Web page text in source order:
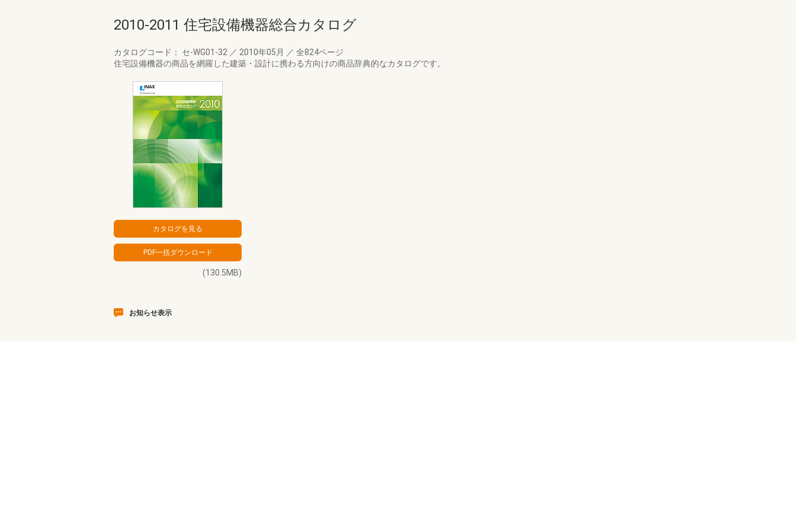
2010-2011 住宅設備機器総合カタログ
カタログコード： セ-WG01-32 ／ 2010年05月 ／ 全824ページ
住宅設備機器の商品を網羅した建築・設計に携わる方向けの商品辞典的なカタログです。
(130.5MB)
お知らせ表示